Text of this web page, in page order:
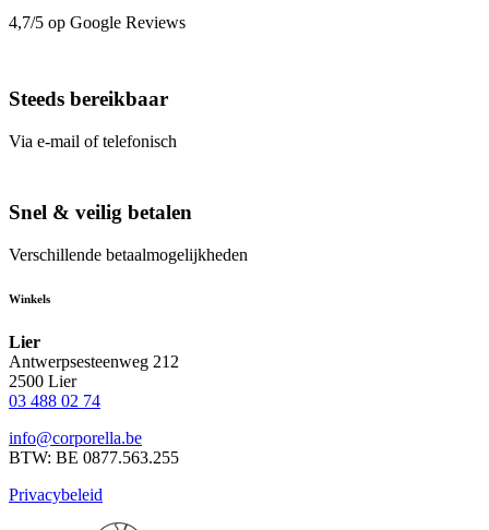
4,7/5 op Google Reviews
Steeds bereikbaar
Via e-mail of telefonisch
Snel & veilig betalen
Verschillende betaalmogelijkheden
Winkels
Lier
Antwerpsesteenweg 212
2500 Lier
03 488 02 74
info@corporella.be
BTW: BE 0877.563.255
Privacybeleid